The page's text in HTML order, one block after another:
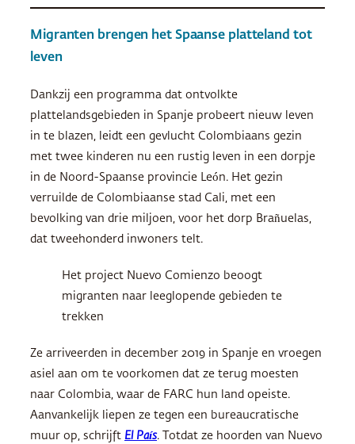
Migranten brengen het Spaanse platteland tot
leven
Dankzij een programma dat ontvolkte
plattelandsgebieden in Spanje probeert nieuw leven
in te blazen, leidt een gevlucht Colombiaans gezin
met twee kinderen nu een rustig leven in een dorpje
in de Noord-Spaanse provincie León. Het gezin
verruilde de Colombiaanse stad Cali, met een
bevolking van drie miljoen, voor het dorp Brañuelas,
dat tweehonderd inwoners telt.
Het project Nuevo Comienzo beoogt
migranten naar leeglopende gebieden te
trekken
Ze arriveerden in december 2019 in Spanje en vroegen
asiel aan om te voorkomen dat ze terug moesten
naar Colombia, waar de FARC hun land opeiste.
Aanvankelijk liepen ze tegen een bureaucratische
muur op, schrijft El País. Totdat ze hoorden van Nuevo